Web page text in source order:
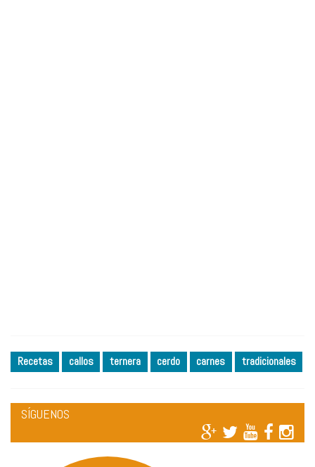
Recetas callos ternera cerdo carnes tradicionales
SÍGUENOS